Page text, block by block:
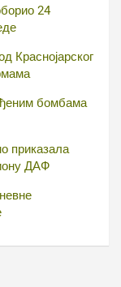
24
Краснојарског
бомбама
приказала
ДАФ